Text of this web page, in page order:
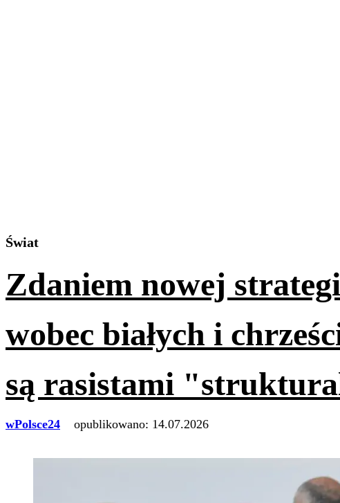
Świat
Zdaniem nowej
wobec białych i
są rasistami
wPolsce24 opublikowano: 14.07.2026